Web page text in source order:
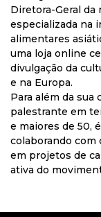
Diretora-Geral da
especializada na
alimentares
uma loja online
divulgação da
e na Europa.
Para além da sua
palestrante em
e maiores de 50,
colaborando com
em projetos de
ativa do